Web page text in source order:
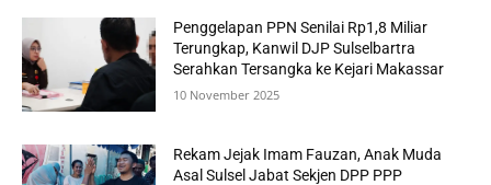
Penggelapan PPN Senilai Rp1,8 Miliar
Terungkap, Kanwil DJP Sulselbartra
Serahkan Tersangka ke Kejari Makassar
10 November 2025
Rekam Jejak Imam Fauzan, Anak Muda
Asal Sulsel Jabat Sekjen DPP PPP